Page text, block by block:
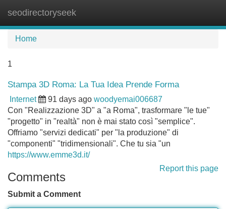
seodirectoryseek
Home
1
Stampa 3D Roma: La Tua Idea Prende Forma
Internet 91 days ago woodyemai006687
Con "Realizzazione 3D" a "a Roma", trasformare "le tue"
"progetto" in "realtà" non è mai stato così "semplice".
Offriamo "servizi dedicati" per "la produzione" di
"componenti" "tridimensionali". Che tu sia "un
https://www.emme3d.it/
Report this page
Comments
Submit a Comment